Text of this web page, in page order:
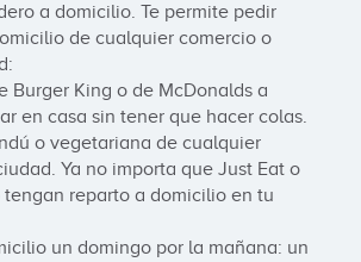
a domicilio. Te permite pedir
de cualquier comercio o
Burger King o de McDonalds a
en casa sin tener que hacer colas.
o vegetariana de cualquier
Ya no importa que Just Eat o
tengan reparto a domicilio en tu
un domingo por la mañana: un